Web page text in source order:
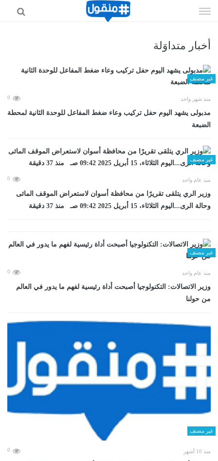
الى
أخبار متداوَلة
غير مصنف
منذ شهر واحد 0
مدبولى يشهد اليوم حفل تركيب وعاء ضغط المفاعل للوحدة الثانية لمحطة
الضبعة
غير مصنف
منذ عام واحد 0
وزير الري يتلقى تقريرًا من محافظة أسوان لاستعراض الموقف المائى
وحالة الرى...اليوم الثلاثاء، 15 أبريل 2025 09:42 صـ منذ 37 دقيقة
غير مصنف
منذ عام واحد 0
وزير الاتصالات: التكنولوجيا أصبحت أداة رئيسية لفهم ما يدور في العالم
من حولنا
غير مصنف
منذ 10 أشهر 0